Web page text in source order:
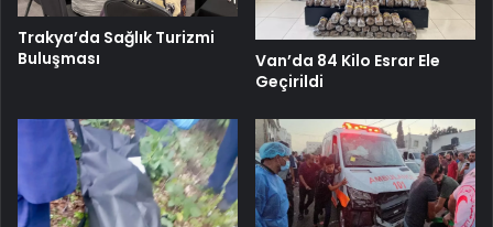
Trakya’da Sağlık Turizmi
Buluşması
Van’da 84 Kilo Esrar Ele
Geçirildi